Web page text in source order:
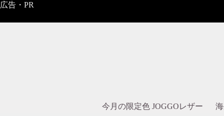
コ
テ
広告・PR
今月の限定色 JOGGOレザー